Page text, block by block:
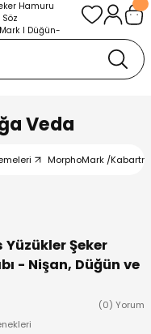
Veda
MorphoMark /
Şeker
- Nişan, Düğün ve
(0) Yorum